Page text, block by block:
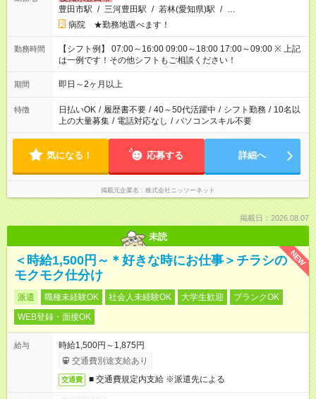
豊田市駅 / 三河豊田駅 / 若林(愛知県)駅 / …
病院 ★勤務地選べます！
勤務時間
【シフト例】 07:00～16:00 09:00～18:00 17:00～09:00 ※ 上記
は一例です！その他シフトもご相談ください！
期間 即日～2ヶ月以上
特徴 日払いOK / 履歴書不要 / 40～50代活躍中 / シフト勤務 / 10名以
上の大量募集 / 電話対応なし / パソコンスキル不要
気になる！ 応募する 詳細へ
掲載元企業名 株式会社ニッソーネット
掲載日：2026.08.07
未読
NEW
＜時給1,500円～＊好きな時にお仕事＞チラシの
モクモク仕分け
派遣 職種未経験OK 社会人未経験OK 大学生歓迎
ブランクOK
WEB登録・面接OK
給与
時給1,500円～1,875円
交通費別途支給あり
交通費 ■ 交通費規定内支給 ※派遣先による